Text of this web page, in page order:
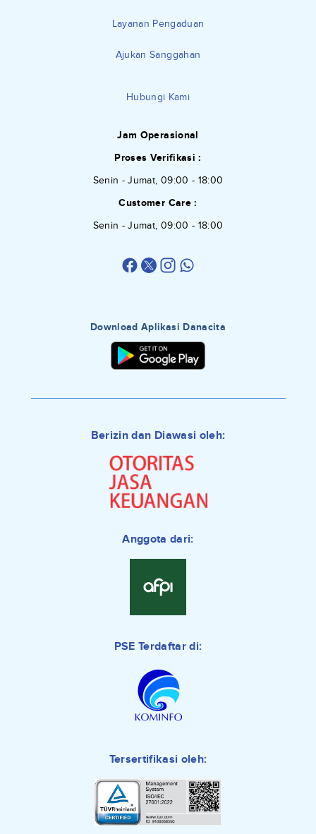
Layanan Pengaduan
Ajukan Sanggahan
Hubungi Kami
Jam Operasional
Proses Verifikasi :
Senin - Jumat, 09:00 - 18:00
Customer Care :
Senin - Jumat, 09:00 - 18:00
Download Aplikasi Danacita
Berizin dan Diawasi oleh:
Anggota dari:
PSE Terdaftar di:
Tersertifikasi oleh: